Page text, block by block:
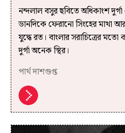
নন্দলাল বসুর ছবিতে অধিকাংশ
ডানদিকে ফেরানো সিংহের মাথা
যুদ্ধে রত। বাংলার সরাচিত্রের
দুর্গা অনেক স্থির।
পার্থ দাশগুপ্ত